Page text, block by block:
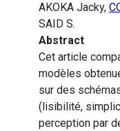
AKOKA Jacky,
SAID S.
Abstract
Cet article
modèles
sur des
(lisibilité,
perception par